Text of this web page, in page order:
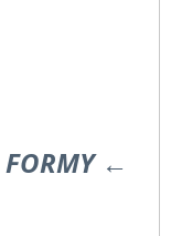
FORMY ←